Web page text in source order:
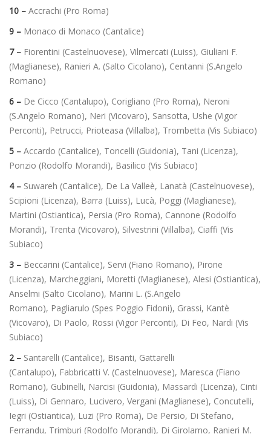
10 – Accrachi (Pro Roma)
9 – Monaco di Monaco (Cantalice)
7 – Fiorentini (Castelnuovese), Vilmercati (Luiss), Giuliani F.
(Maglianese), Ranieri A. (Salto Cicolano), Centanni (S.Angelo
Romano)
6 – De Cicco (Cantalupo), Corigliano (Pro Roma), Neroni
(S.Angelo Romano), Neri (Vicovaro), Sansotta, Ushe (Vigor
Perconti), Petrucci, Prioteasa (Villalba), Trombetta (Vis Subiaco)
5 – Accardo (Cantalice), Toncelli (Guidonia), Tani (Licenza),
Ponzio (Rodolfo Morandi), Basilico (Vis Subiaco)
4 – Suwareh (Cantalice), De La Valleè, Lanatà (Castelnuovese),
Scipioni (Licenza), Barra (Luiss), Lucà, Poggi (Maglianese),
Martini (Ostiantica), Persia (Pro Roma), Cannone (Rodolfo
Morandi), Trenta (Vicovaro), Silvestrini (Villalba), Ciaffi (Vis
Subiaco)
3 – Beccarini (Cantalice), Servi (Fiano Romano), Pirone
(Licenza), Marcheggiani, Moretti (Maglianese), Alesi (Ostiantica),
Anselmi (Salto Cicolano), Marini L. (S.Angelo
Romano), Pagliarulo (Spes Poggio Fidoni), Grassi, Kantè
(Vicovaro), Di Paolo, Rossi (Vigor Perconti), Di Feo, Nardi (Vis
Subiaco)
2 – Santarelli (Cantalice), Bisanti, Gattarelli
(Cantalupo), Fabbricatti V. (Castelnuovese), Maresca (Fiano
Romano), Gubinelli, Narcisi (Guidonia), Massardi (Licenza), Cinti
(Luiss), Di Gennaro, Lucivero, Vergani (Maglianese), Concutelli,
Iegri (Ostiantica), Luzi (Pro Roma), De Persio, Di Stefano,
Ferrandu, Trimburi (Rodolfo Morandi), Di Girolamo, Ranieri M.